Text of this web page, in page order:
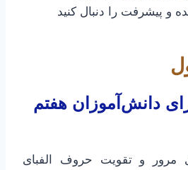
دانش‌آموزان هفتم
مرور و تقویت حروف الفبای